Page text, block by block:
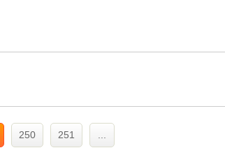
250 251
Çevre
sayesinde